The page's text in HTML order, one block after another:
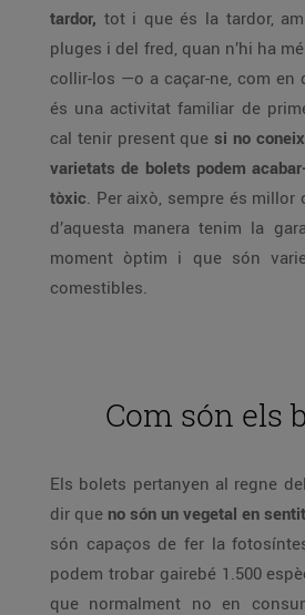
tardor, tot i que és la tardor,
pluges i del fred, quan n’hi ha
collir-los —o a caçar-ne, com en
és una activitat familiar de
cal tenir present que si no
varietats de bolets podem
tòxic. Per això, sempre és millor
d’aquesta manera tenim la
moment òptim i que són
comestibles.
Com són els
Els bolets pertanyen al regne
dir que no són un vegetal en
són capaços de fer la
podem trobar gairebé 1.500
que normalment no en